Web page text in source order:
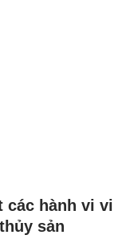
các hành vi vi
sản